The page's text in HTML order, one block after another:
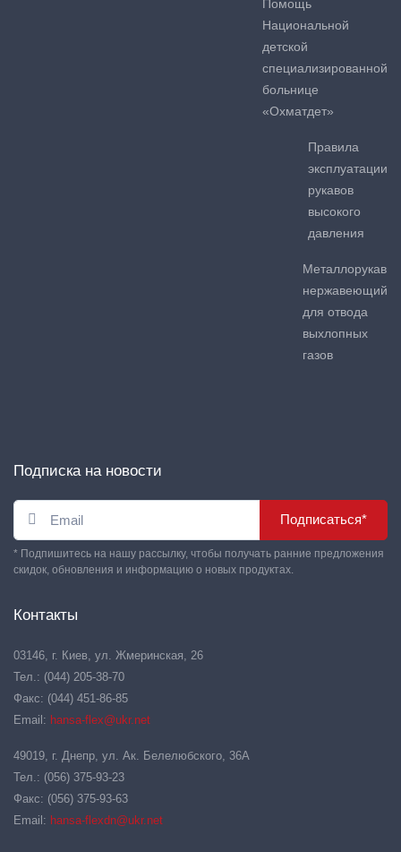
Помощь
Национальной
детской
специализированной
больнице
«Охматдет»
Правила
эксплуатации
рукавов
высокого
давления
Металлорукав
нержавеющий
для отвода
выхлопных
газов
Подписка на новости
Подписаться*
* Подпишитесь на нашу рассылку, чтобы получать ранние предложения
скидок, обновления и информацию о новых продуктах.
Контакты
03146, г. Киев, ул. Жмеринская, 26
Тел.: (044) 205-38-70
Факс: (044) 451-86-85
Email: hansa-flex@ukr.net
49019, г. Днепр, ул. Ак. Белелюбского, 36А
Тел.: (056) 375-93-23
Факс: (056) 375-93-63
Email: hansa-flexdn@ukr.net